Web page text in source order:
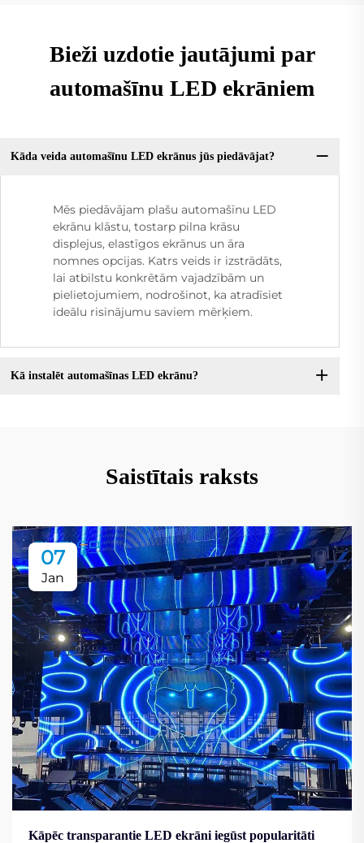
Bieži uzdotie jautājumi par
automašīnu LED ekrāniem
Kāda veida automašīnu LED ekrānus jūs piedāvājat?
Mēs piedāvājam plašu automašīnu LED
ekrānu klāstu, tostarp pilna krāsu
displejus, elastīgos ekrānus un āra
nomnes opcijas. Katrs veids ir izstrādāts,
lai atbilstu konkrētām vajadzībām un
pielietojumiem, nodrošinot, ka atradīsiet
ideālu risinājumu saviem mērķiem.
Kā instalēt automašīnas LED ekrānu?
Saistītais raksts
07
Jan
Kāpēc transparantie LED ekrāni iegūst popularitāti